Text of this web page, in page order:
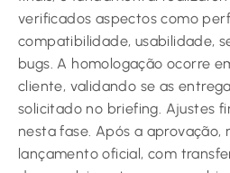
verificados aspectos como
compatibilidade, usabilidade,
bugs. A homologação ocorre
cliente, validando se as
solicitado no briefing. Ajustes
nesta fase. Após a aprovação,
lançamento oficial, com